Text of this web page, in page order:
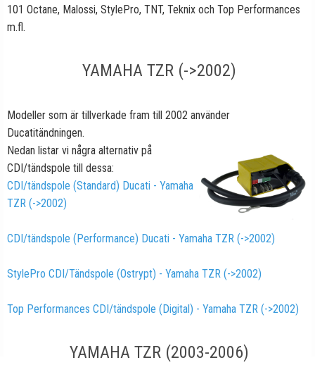
101 Octane, Malossi, StylePro, TNT, Teknix och Top Performances
m.fl.
YAMAHA TZR (->2002)
Modeller som är tillverkade fram till 2002 använder
Ducatitändningen.
Nedan listar vi några alternativ på
CDI/tändspole till dessa:
CDI/tändspole (Standard) Ducati - Yamaha
TZR (->2002)
CDI/tändspole (Performance) Ducati - Yamaha TZR (->2002)
StylePro CDI/Tändspole (Ostrypt) - Yamaha TZR (->2002)
Top Performances CDI/tändspole (Digital) - Yamaha TZR (->2002)
YAMAHA TZR (2003-2006)